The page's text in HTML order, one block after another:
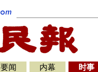
要闻 内幕 时事